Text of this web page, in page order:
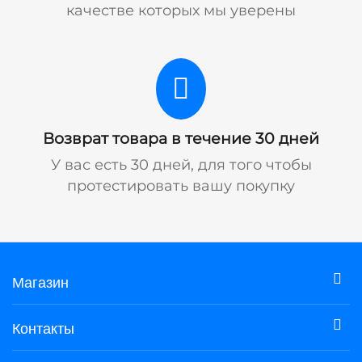
качестве которых мы уверены
Возврат товара в течение 30 дней
У вас есть 30 дней, для того чтобы
протестировать вашу покупку
Магазин
Контакты